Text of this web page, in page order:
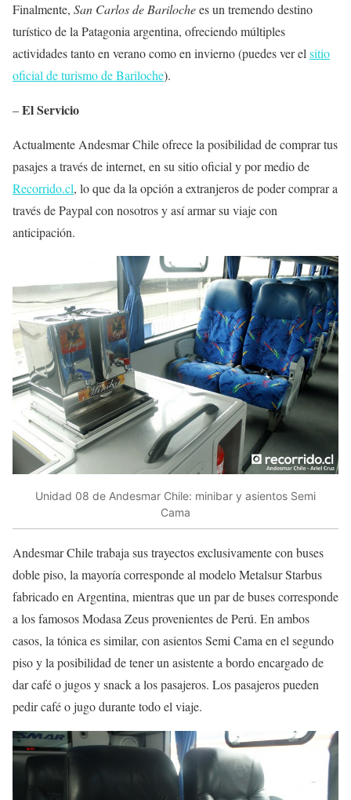
Finalmente, San Carlos de Barilochees un tremendo destino
turístico de la Patagonia argentina, ofreciendo múltiples
actividades tanto en verano como en invierno (puedes ver el sitio
oficial de turismo de Bariloche).
–El Servicio
Actualmente Andesmar Chile ofrece la posibilidad de comprar tus
pasajes a través de internet, en su sitio oficial y por medio de
Recorrido.cl, lo que da la opción a extranjeros de poder comprar a
través de Paypal con nosotros y así armar su viaje con
anticipación.
Unidad 08 de Andesmar Chile: minibar y asientos Semi
Cama
Andesmar Chile trabaja sus trayectos exclusivamente con buses
doble piso, la mayoría corresponde al modelo Metalsur Starbus
fabricado en Argentina, mientras que un par de buses corresponde
a los famosos Modasa Zeus provenientes de Perú. En ambos
casos, la tónica es similar, con asientos Semi Cama en el segundo
piso y la posibilidad de tener un asistente a bordo encargado de
dar café o jugos y snack a los pasajeros. Los pasajeros pueden
pedir café o jugo durante todo el viaje.